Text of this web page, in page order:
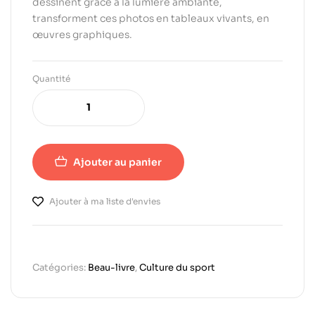
transforment ces photos en tableaux vivants, en
œuvres graphiques.
Quantité
Ajouter au panier
Ajouter à ma liste d'envies
Catégories: Beau-livre,Culture du sport